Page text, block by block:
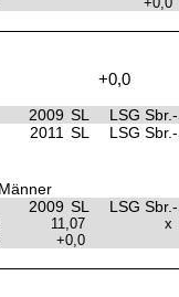
+0,0
2009 SL
LSG
2011 SL LSG
2009 SL LSG
11,07
x
+0,0